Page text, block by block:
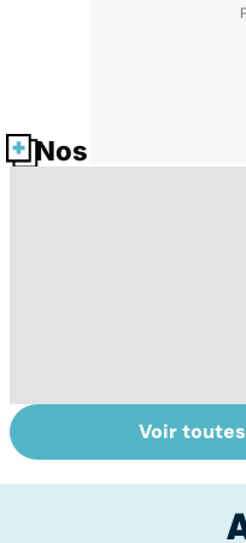
Nos fiches santé
Tout savoir sur
les infections
Voir